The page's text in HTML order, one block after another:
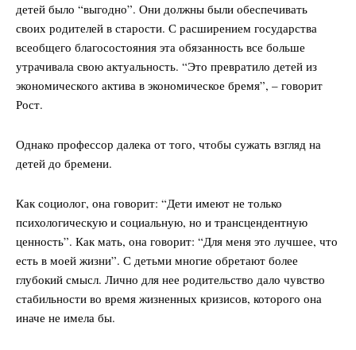
детей было “выгодно”. Они должны были обеспечивать
своих родителей в старости. С расширением государства
всеобщего благосостояния эта обязанность все больше
утрачивала свою актуальность. “Это превратило детей из
экономического актива в экономическое бремя”, – говорит
Рост.
Однако профессор далека от того, чтобы сужать взгляд на
детей до бремени.
Как социолог, она говорит: “Дети имеют не только
психологическую и социальную, но и трансцендентную
ценность”. Как мать, она говорит: “Для меня это лучшее, что
есть в моей жизни”. С детьми многие обретают более
глубокий смысл. Лично для нее родительство дало чувство
стабильности во время жизненных кризисов, которого она
иначе не имела бы.